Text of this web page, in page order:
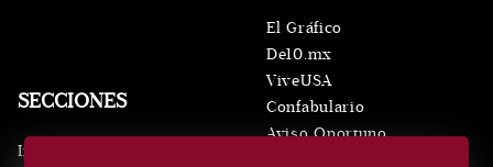
SECCIONES
Inicio
El Gráfico
De10.mx
ViveUSA
Confabulario
Aviso Oportuno